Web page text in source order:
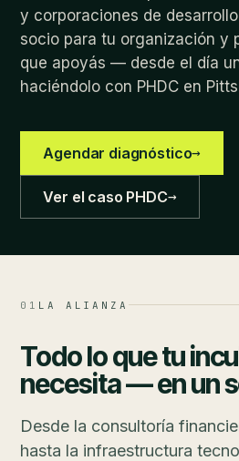
y corporaciones de
socio para tu organización y
que apoyás — desde el día
haciéndolo con PHDC en
Agendar diagnóstico→
Ver el caso PHDC→
01 LA ALIANZA
Todo lo que tu
necesita — en un
Desde la consultoría
hasta la infraestructura